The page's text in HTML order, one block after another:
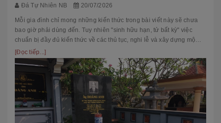
Đá Tự Nhiên NB 20/07/2026
Mỗi gia đình chỉ mong những kiến thức trong bài viết này sẽ chưa
bao giờ phải dùng đến. Tuy nhiên "sinh hữu hạn, tử bất kỳ" việc
chuẩn bị đầy đủ kiến thức về các thủ tục, nghi lễ và xây dựng mộ
phầ...
[Đọc tiếp...]